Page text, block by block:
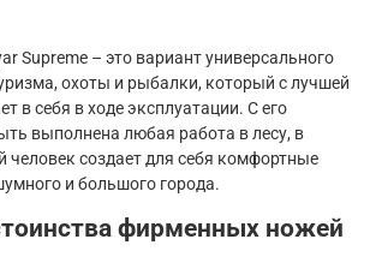
Supreme – это вариант универсального
охоты и рыбалки, который с лучшей
в себя в ходе эксплуатации. С его
выполнена любая работа в лесу, в
человек создает для себя комфортные
и большого города.
фирменных ножей